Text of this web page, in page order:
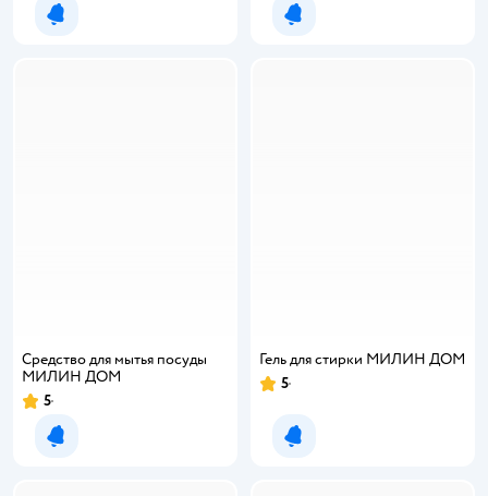
Уведомить о появлении Уведомить о появлении
Средство для мытья посуды
МИЛИН ДОМ
Рейтинг:
5
Уведомить о появлении
Гель для стирки МИЛИН ДОМ
Рейтинг:
5
Уведомить о появлении